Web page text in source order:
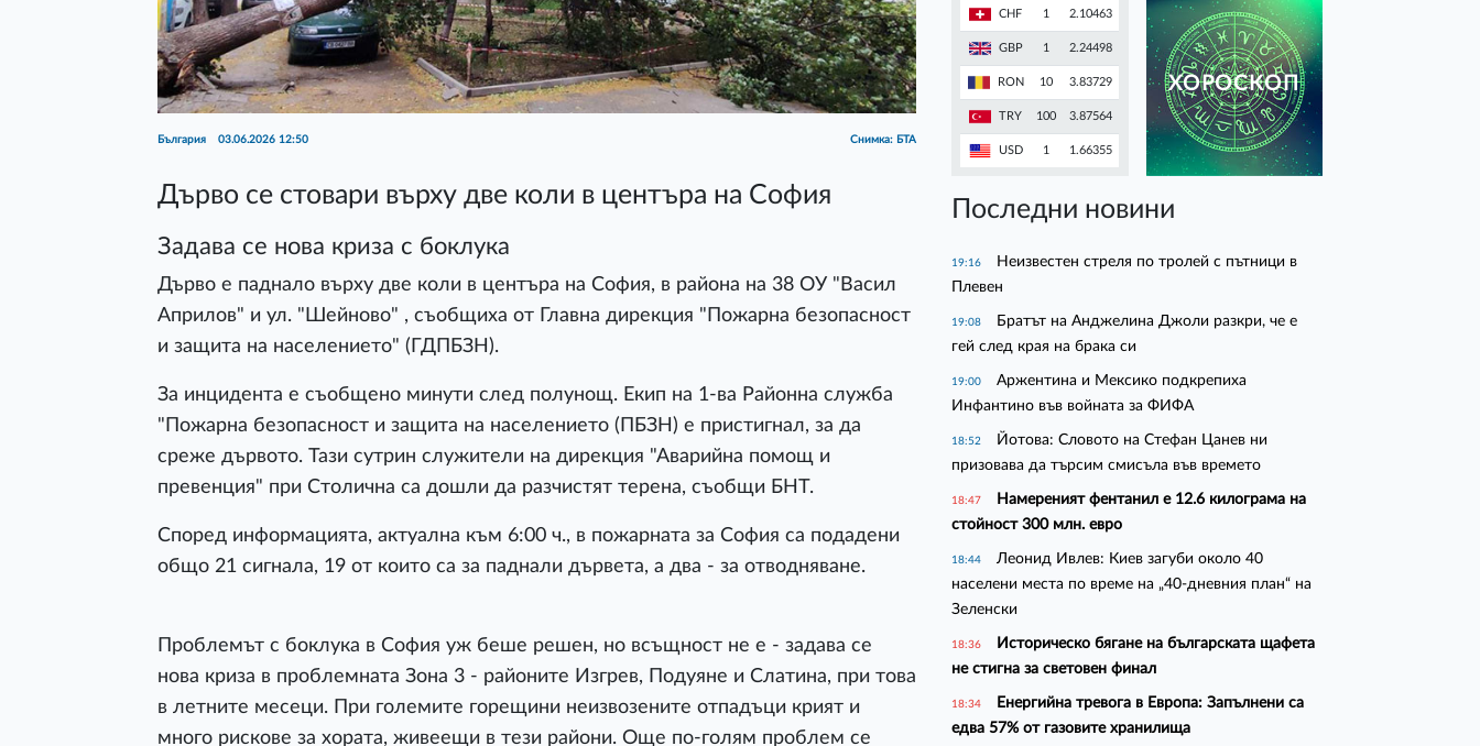
България 03.06.2026 12:50 Снимка: БТА
Дърво се стовари върху две коли в центъра на София
Задава се нова криза с боклука
Дърво е паднало върху две коли в центъра на София, в района на 38 ОУ "Васил
Априлов" и ул. "Шейново" , съобщиха от Главна дирекция "Пожарна безопасност
и защита на населението" (ГДПБЗН).
За инцидента е съобщено минути след полунощ. Екип на 1-ва Районна служба
"Пожарна безопасност и защита на населението (ПБЗН) е пристигнал, за да
среже дървото. Тази сутрин служители на дирекция "Аварийна помощ и
превенция" при Столична са дошли да разчистят терена, съобщи БНТ.
Според информацията, актуална към 6:00 ч., в пожарната за София са подадени
общо 21 сигнала, 19 от които са за паднали дървета, а два - за отводняване.
Проблемът с боклука в София уж беше решен, но всъщност не е - задава се
нова криза в проблемната Зона 3 - районите Изгрев, Подуяне и Слатина, при това
в летните месеци. При големите горещини неизвозените отпадъци крият и
много рискове за хората, живеещи в тези райони. Още по-голям проблем се
CHF 1 2.10463
GBP 1 2.24498
RON 10 3.83729
TRY 100 3.87564
USD 1 1.66355
ХОРОСКОП
Последни новини
19:16
Неизвестен стреля по тролей с пътници в
Плевен
19:08
Братът на Анджелина Джоли разкри, че е
гей след края на брака си
19:00
Аржентина и Мексико подкрепиха
Инфантино във войната за ФИФА
18:52
Йотова: Словото на Стефан Цанев ни
призовава да търсим смисъла във времето
18:47
Намереният фентанил е 12.6 килограма на
стойност 300 млн. евро
18:44
Леонид Ивлев: Киев загуби около 40
населени места по време на „40-дневния план“ на
Зеленски
18:36
Историческо бягане на българската щафета
не стигна за световен финал
18:34
Енергийна тревога в Европа: Запълнени са
едва 57% от газовите хранилища